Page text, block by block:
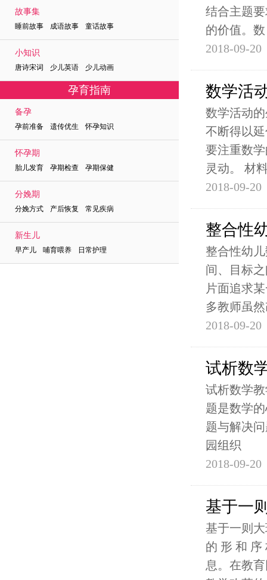
故事集
睡前故事 成语故事 童话故事
小知识
唐诗宋词 少儿英语 少儿动画
孕育指南
备孕
孕前准备 遗传优生 怀孕知识
怀孕期
胎儿发育 孕期检查 孕期保健
分娩期
分娩方式 产后恢复 常见疾病
新生儿
早产儿 哺育喂养 日常护理
结合主题
的价值。数
2018-09-20
数学活
数学活动
不断得以
要注重数
灵动。 材
2018-09-20
整合性
整合性幼
间、目标
片面追求
多教师虽
2018-09-20
试析数
试析数学
题是数学
题与解决
园组织
2018-09-20
基于一
基于一则
的 形 和 序
息。在教